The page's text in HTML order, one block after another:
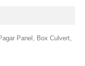
Panel, Box Culvert,